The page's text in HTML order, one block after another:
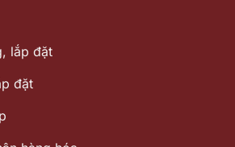
lắp đặt
đặt